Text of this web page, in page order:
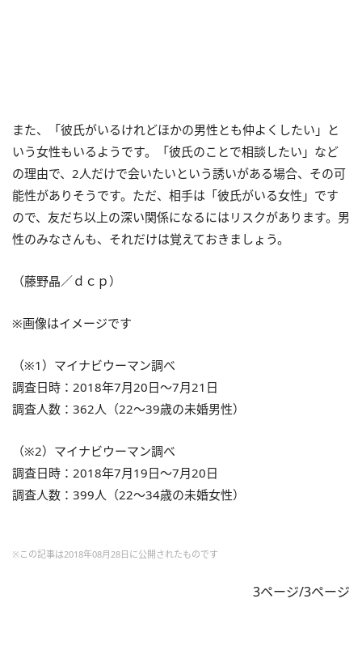
また、「彼氏がいるけれどほかの男性とも仲よくしたい」と
いう女性もいるようです。「彼氏のことで相談したい」など
の理由で、2人だけで会いたいという誘いがある場合、その可
能性がありそうです。ただ、相手は「彼氏がいる女性」です
ので、友だち以上の深い関係になるにはリスクがあります。男
性のみなさんも、それだけは覚えておきましょう。
（藤野晶／ｄｃｐ）
※画像はイメージです
（※1）マイナビウーマン調べ
調査日時：2018年7月20日～7月21日
調査人数：362人（22～39歳の未婚男性）
（※2）マイナビウーマン調べ
調査日時：2018年7月19日～7月20日
調査人数：399人（22～34歳の未婚女性）
※この記事は2018年08月28日に公開されたものです
3ページ/3ページ